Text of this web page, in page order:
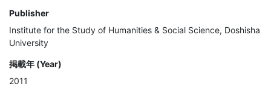
Publisher
Institute for the Study of Humanities & Social Science, Doshisha
University
掲載年 (Year)
2011